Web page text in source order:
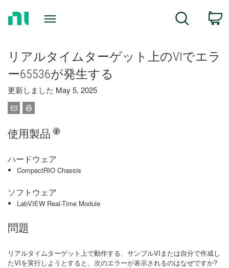
Search
リアルタイムターゲット上のVIでエラ
ー65536が発生する
更新しました May 5, 2025
使用製品
ハードウェア
CompactRIO Chassis
ソフトウェア
LabVIEW Real-Time Module
問題
リアルタイムターゲット上で動作する、サンプルVIまたは自分で作成し
たVIを実行しようとすると、次のエラーが表示されるのはなぜですか?